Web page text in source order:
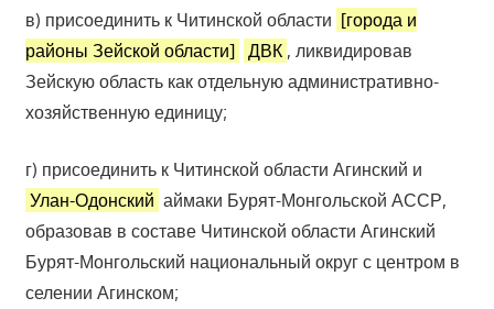
в) присоединить к Читинской области [города и
районы Зейской области]
ДВК , ликвидировав
Зейскую область как отдельную административно-
хозяйственную единицу;
г) присоединить к Читинской области Агинский и
Улан-Одонский аймаки Бурят-Монгольской АССР,
образовав в составе Читинской области Агинский
Бурят-Монгольский национальный округ с центром в
селении Агинском;